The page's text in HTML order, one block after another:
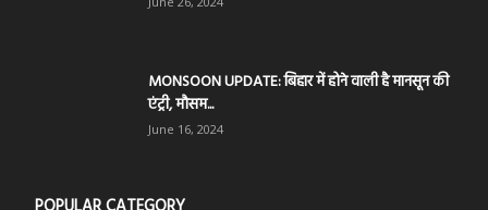
MONSOON UPDATE: बिहार में होने वाली है मानसून की
एंट्री, मौसम...
June 16, 2024